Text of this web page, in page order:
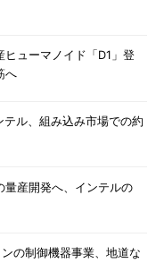
ューマノイド「D1」登
へ
ル、組み込み市場での約
量産開発へ、インテルの
の制御機器事業、地道な